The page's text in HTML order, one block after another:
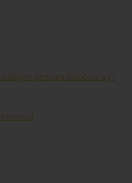
pensiya hisobvarag’i